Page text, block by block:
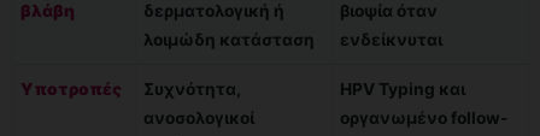
βλάβη
δερματολογική ή
λοιμώδη κατάσταση
βιοψία όταν
ενδείκνυται
Υποτροπές
Συχνότητα,
ανοσολογικοί
HPV Typing και
οργανωμένο follow-